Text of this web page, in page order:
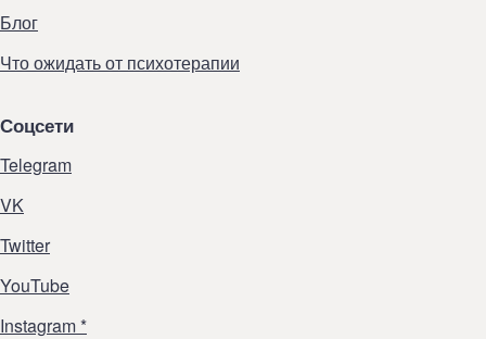
Блог
Что ожидать от психотерапии
Соцсети
Telegram
VK
Twitter
YouTube
Instagram *